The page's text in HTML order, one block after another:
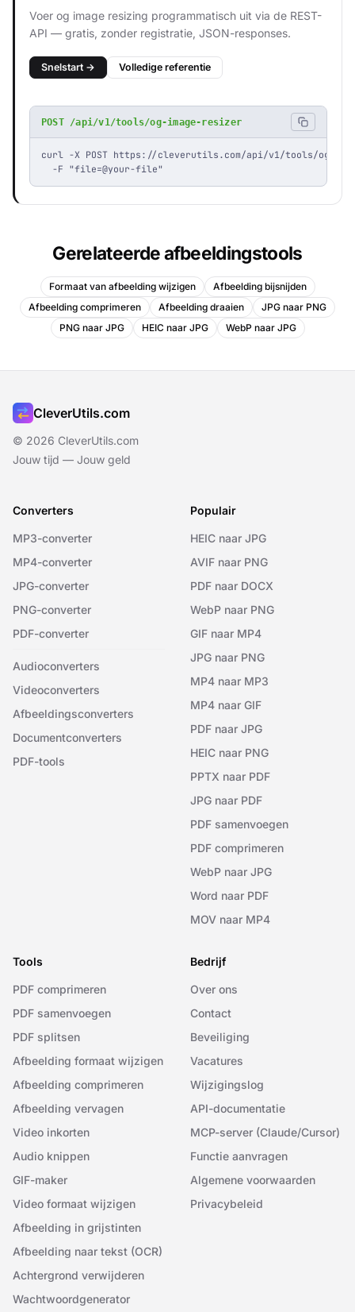
Voer og image resizing programmatisch uit via de REST-
API — gratis, zonder registratie, JSON-responses.
Snelstart → Volledige referentie
POST /api/v1/tools/og-image-resizer
curl -X POST https://cleverutils.com/api/v1/tools/og-
  -F "file=@your-file"
Gerelateerde afbeeldingstools
Formaat van afbeelding wijzigen
Afbeelding bijsnijden
Afbeelding comprimeren
Afbeelding draaien
JPG naar PNG
PNG naar JPG
HEIC naar JPG WebP naar JPG
CleverUtils.com
© 2026 CleverUtils.com
Jouw tijd — Jouw geld
Converters
MP3-converter
MP4-converter
JPG-converter
PNG-converter
PDF-converter
Audioconverters
Videoconverters
Afbeeldingsconverters
Documentconverters
PDF-tools
Populair
HEIC naar JPG
AVIF naar PNG
PDF naar DOCX
WebP naar PNG
GIF naar MP4
JPG naar PNG
MP4 naar MP3
MP4 naar GIF
PDF naar JPG
HEIC naar PNG
PPTX naar PDF
JPG naar PDF
PDF samenvoegen
PDF comprimeren
WebP naar JPG
Word naar PDF
MOV naar MP4
Tools
PDF comprimeren
PDF samenvoegen
PDF splitsen
Afbeelding formaat wijzigen
Afbeelding comprimeren
Afbeelding vervagen
Video inkorten
Audio knippen
GIF-maker
Video formaat wijzigen
Afbeelding in grijstinten
Afbeelding naar tekst (OCR)
Achtergrond verwijderen
Wachtwoordgenerator
Bedrijf
Over ons
Contact
Beveiliging
Vacatures
Wijzigingslog
API-documentatie
MCP-server (Claude/Cursor)
Functie aanvragen
Algemene voorwaarden
Privacybeleid